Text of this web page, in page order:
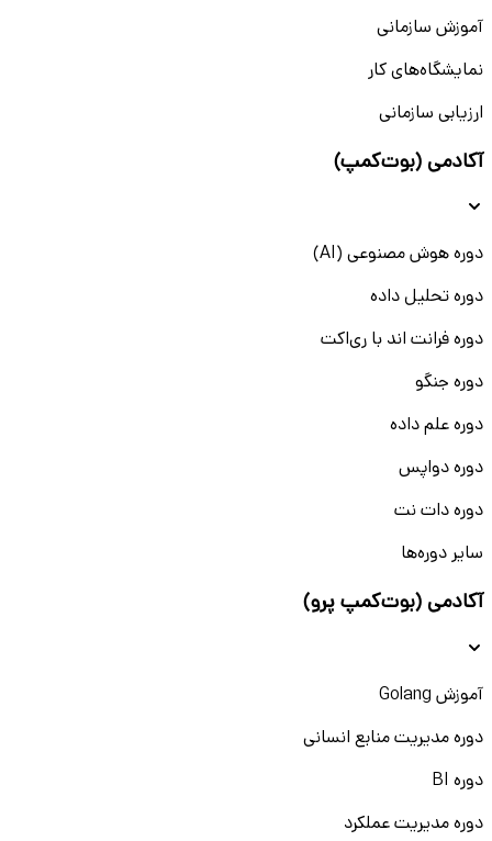
آموزش سازمانی
نمایشگاه‌های کار
ارزیابی سازمانی
آکادمی (بوت‌کمپ)
دوره هوش مصنوعی (AI)
دوره تحلیل داده
دوره فرانت اند با ری‌اکت
دوره جنگو
دوره علم داده
دوره دواپس
دوره دات نت
سایر دوره‌ها
آکادمی (بوت‌کمپ پرو)
آموزش Golang
دوره مدیریت منابع انسانی
دوره BI
دوره مدیریت عملکرد